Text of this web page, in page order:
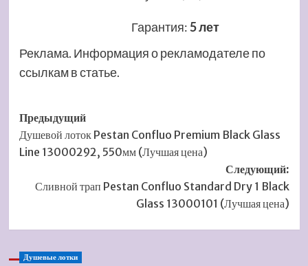
Гарантия:5 лет
Реклама. Информация о рекламодателе по
ссылкам в статье.
Навигация
записи
Предыдущий
Душевой лоток Pestan Confluo Premium Black Glass
Line 13000292, 550мм (Лучшая цена)
Следующий:
Сливной трап Pestan Confluo Standard Dry 1 Black
Glass 13000101 (Лучшая цена)
Душевые лотки